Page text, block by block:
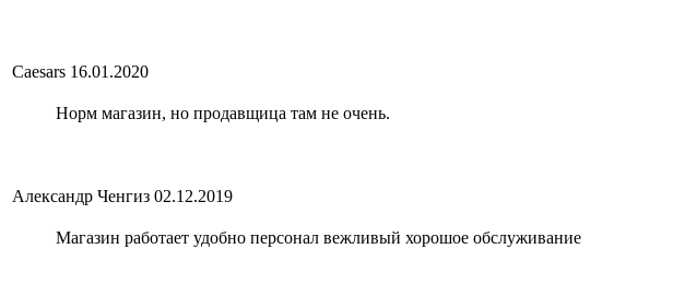
Caesars 16.01.2020
Норм магазин, но продавщица там не очень.
Александр Ченгиз 02.12.2019
Магазин работает удобно персонал вежливый хорошое обслуживание